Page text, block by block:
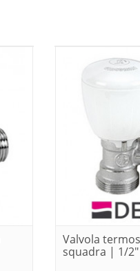
Valvola
squadra | 1/